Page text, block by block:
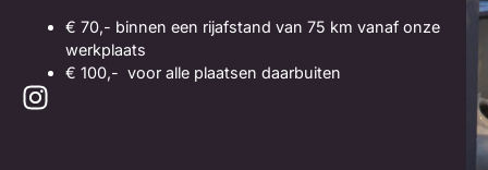
€ 70,- binnen een rijafstand van 75 km vanaf onze
werkplaats
€ 100,- voor alle plaatsen daarbuiten